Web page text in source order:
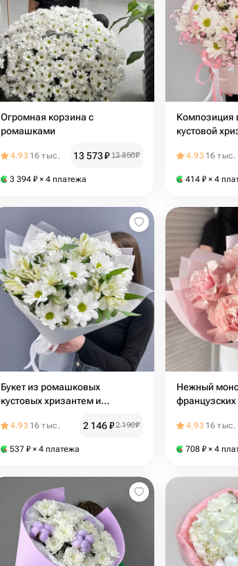
Огромная корзина с
ромашками
4.93 16 тыс. 13 573₽ 13 850₽
3 394 ₽ × 4 платежа
Композиция
кустовой
гипсофилы
4.93 16 тыс.
414 ₽ × 4
Букет из ромашковых
кустовых хризантем и
4.93 16 тыс. 2 146₽2 190₽
537 ₽ × 4 платежа
Нежный моно
французских
4.93 16 тыс.
708 ₽ × 4